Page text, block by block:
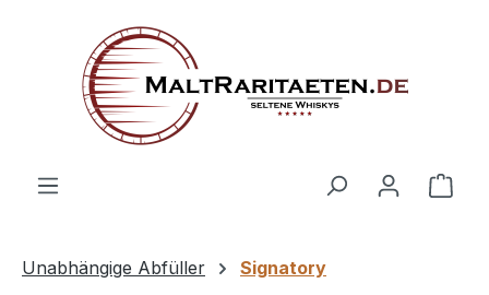
Unabhängige Abfüller Signatory